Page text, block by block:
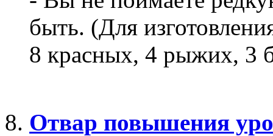
быть. (Для
8 красных, 4 рыжих, 3
Отвар повышения